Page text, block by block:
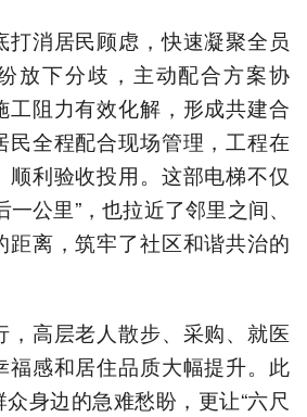
打消居民顾虑，快速凝聚全员
放下分歧，主动配合方案协
工阻力有效化解，形成共建合
民全程配合现场管理，工程在
利验收投用。这部电梯不仅
公里”，也拉近了邻里之间、
距离，筑牢了社区和谐共治的
，高层老人散步、采购、就医
福感和居住品质大幅提升。此
身边的急难愁盼，更让“六尺